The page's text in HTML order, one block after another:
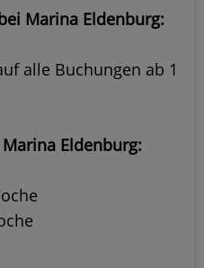
Marina Eldenburg:
alle Buchungen ab 1
Eldenburg: